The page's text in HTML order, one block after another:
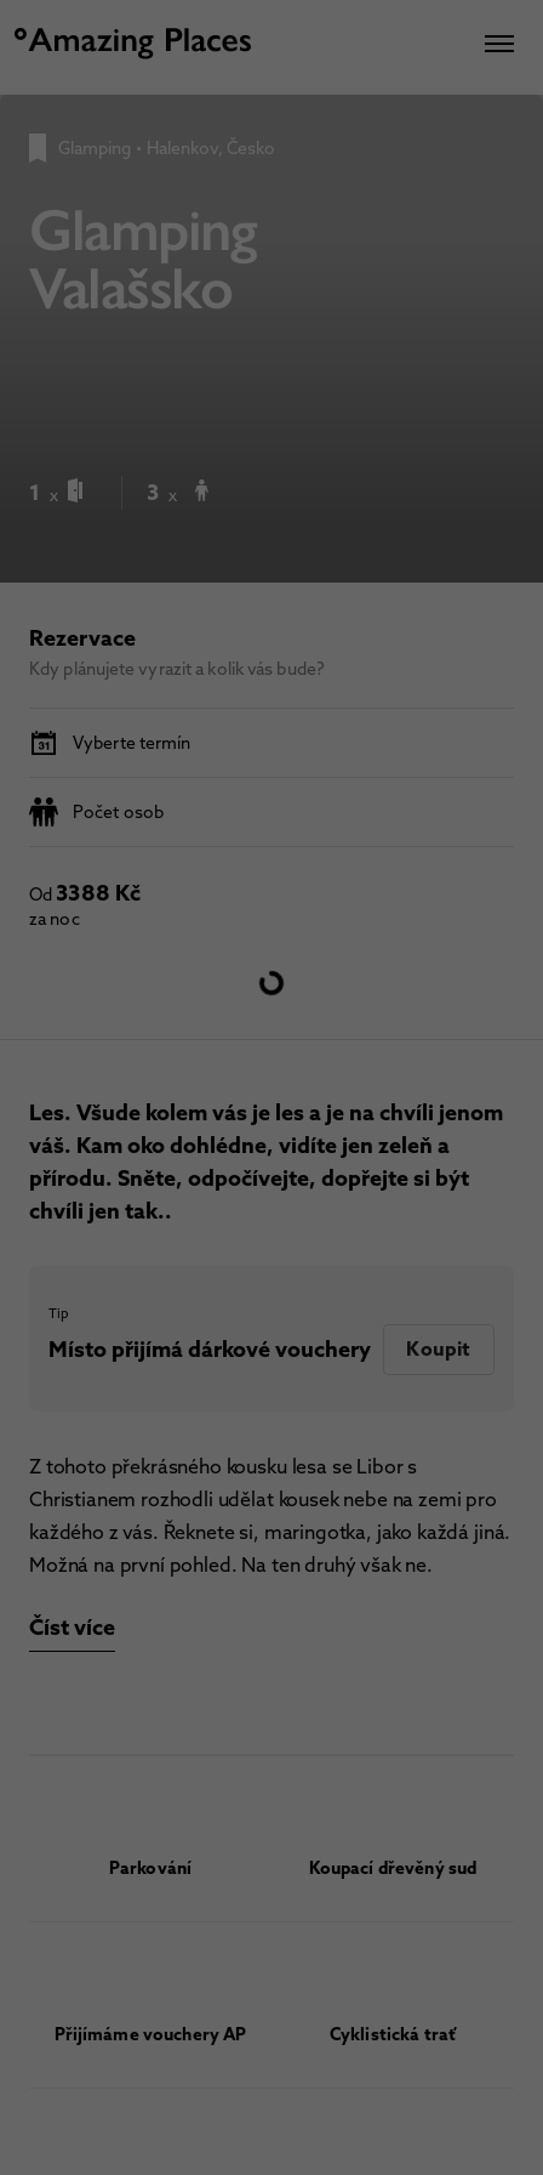
Glamping • Halenkov, Česko
Glamping
Valašsko
1 x 3 x
Rezervace
Kdy plánujete vyrazit a kolik vás bude?
Vyberte termín
Počet osob
Od 3388 Kč
za noc
Les. Všude kolem vás je les a je na chvíli jenom
váš. Kam oko dohlédne, vidíte jen zeleň a
přírodu. Sněte, odpočívejte, dopřejte si být
chvíli jen tak..
Tip
Místo přijímá dárkové vouchery Koupit
Z tohoto překrásného kousku lesa se Libor s
Christianem rozhodli udělat kousek nebe na zemi pro
každého z vás. Řeknete si, maringotka, jako každá jiná.
Možná na první pohled. Na ten druhý však ne.
Číst více
Parkování Koupací dřevěný sud
Přijímáme vouchery AP Cyklistická trať